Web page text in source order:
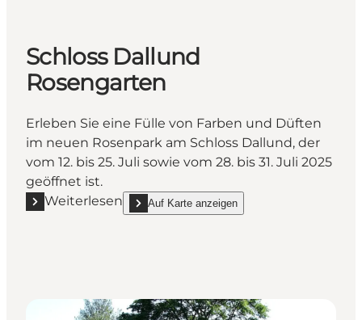
Schloss Dallund
Rosengarten
Erleben Sie eine Fülle von Farben und Düften
im neuen Rosenpark am Schloss Dallund, der
vom 12. bis 25. Juli sowie vom 28. bis 31. Juli 2025
geöffnet ist.
Weiterlesen
Mehr erfahren "Schloss Dallund Rosengarten"
Auf Karte anzeigen
show Schloss Dallund Rosengarten on_map